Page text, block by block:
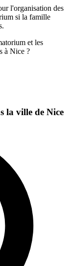
l'organisation des
si la famille
et les
à Nice ?
la ville de Nice